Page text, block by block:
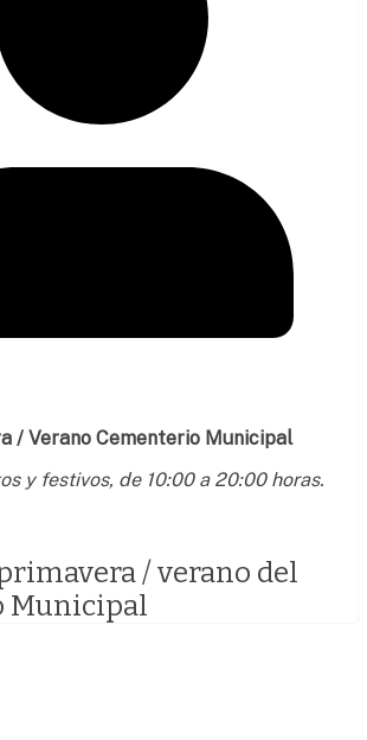
/ Verano Cementerio Municipal
y festivos, de 10:00 a 20:00 horas.
/ verano del
Municipal